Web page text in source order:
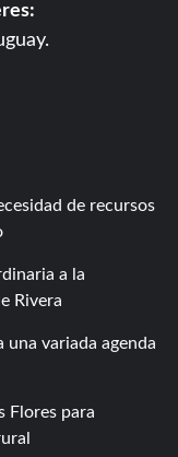
de recursos
a la
Rivera
una variada agenda
Flores para